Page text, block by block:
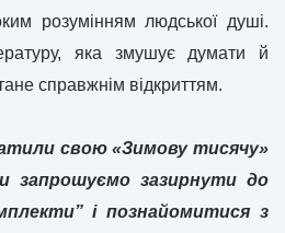
розумінням людської душі.
яка змушує думати й
справжнім відкриттям.
свою «Зимову тисячу»
запрошуємо зазирнути до
і познайомитися з